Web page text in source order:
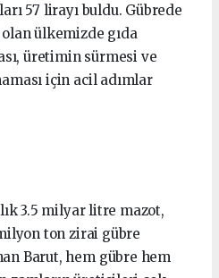
57 lirayı buldu. Gübrede
olan ülkemizde gıda
üretimin sürmesi ve
için acil adımlar
3.5 milyar litre mazot,
ton zirai gübre
Barut, hem gübre hem